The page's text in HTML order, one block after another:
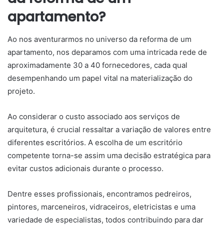
apartamento?
Ao nos aventurarmos no universo da reforma de um
apartamento, nos deparamos com uma intricada rede de
aproximadamente 30 a 40 fornecedores, cada qual
desempenhando um papel vital na materialização do
projeto.
Ao considerar o custo associado aos serviços de
arquitetura, é crucial ressaltar a variação de valores entre
diferentes escritórios. A escolha de um escritório
competente torna-se assim uma decisão estratégica para
evitar custos adicionais durante o processo.
Dentre esses profissionais, encontramos pedreiros,
pintores, marceneiros, vidraceiros, eletricistas e uma
variedade de especialistas, todos contribuindo para dar